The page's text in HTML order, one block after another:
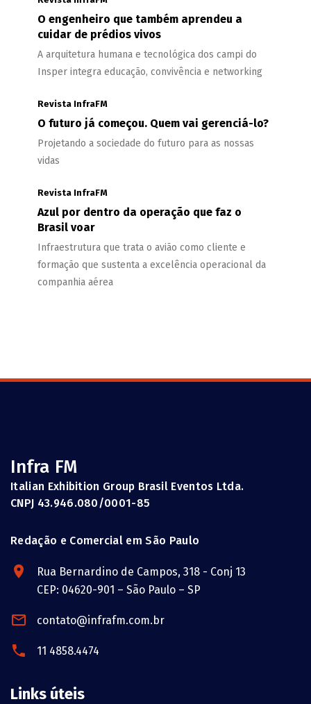
O engenheiro que também aprendeu a
cuidar de prédios vivos
A arquitetura humana e tecnológica dos campi do
Insper integra educação, convivência e networking
Revista InfraFM
O futuro já começou. Quem vai gerenciá-lo?
Projetando a sociedade do futuro para as nossas
vidas
Revista InfraFM
Azul por dentro da operação que faz o
Brasil voar
Infraestrutura que trata o avião como cliente e
formação que sustenta a excelência operacional da
companhia aérea
Infra FM
Italian Exhibition Group Brasil Eventos Ltda.
CNPJ 43.946.080/0001-85
Redação e Comercial em São Paulo
Rua Bernardino de Campos, 318 - Conj 13
CEP: 04620-901 – São Paulo – SP
contato@infrafm.com.br
11 4858.4474
Links úteis